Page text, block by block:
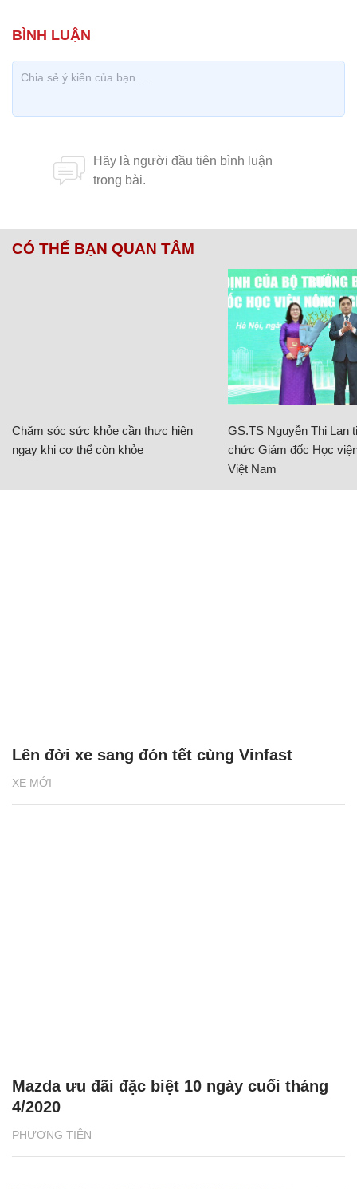
CÓ THỂ BẠN QUAN TÂM
Chăm sóc sức khỏe cần thực hiện
ngay khi cơ thể còn khỏe
GS.TS Nguyễn Thị Lan
chức Giám đốc Học
Việt Nam
XE MỚI
Lên đời xe sang đón tết cùng Vinfast
PHƯƠNG TIỆN
Mazda ưu đãi đặc biệt 10 ngày cuối tháng
4/2020